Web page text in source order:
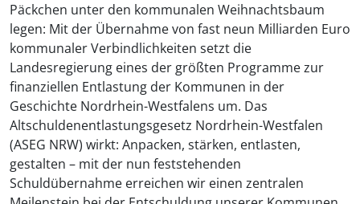
Päckchen unter den kommunalen Weihnachtsbaum
legen: Mit der Übernahme von fast neun Milliarden Euro
kommunaler Verbindlichkeiten setzt die
Landesregierung eines der größten Programme zur
finanziellen Entlastung der Kommunen in der
Geschichte Nordrhein-Westfalens um. Das
Altschuldenentlastungsgesetz Nordrhein-Westfalen
(ASEG NRW) wirkt: Anpacken, stärken, entlasten,
gestalten – mit der nun feststehenden
Schuldübernahme erreichen wir einen zentralen